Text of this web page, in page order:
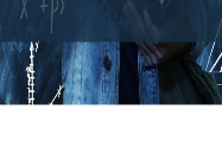
INVESTIGACIÓN
RRHH